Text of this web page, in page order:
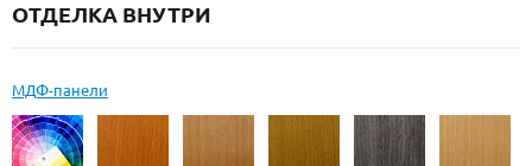
ОТДЕЛКА ВНУТРИ
МДФ-панели